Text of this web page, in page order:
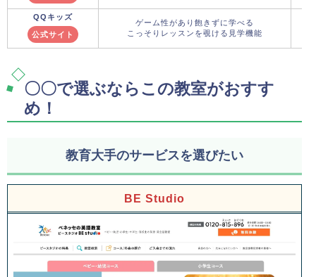
QQキッズ
公式サイト
ゲーム性があり飽きずに学べる
こっそりレッスンを覗ける見学機能
〇〇で選ぶならこの教室がおすす
め！
教育大手のサービスを選びたい
BE Studio